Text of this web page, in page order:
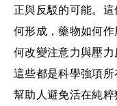
正與反駁的可能。
何形成，藥物如何
何改變注意力與壓力
這些都是科學強項
幫助人避免活在純